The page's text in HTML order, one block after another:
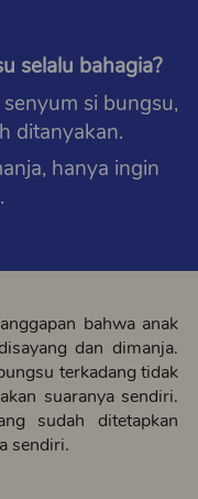
selalu bahagia?
si bungsu,
ditanyakan.
hanya ingin
dan dimanja.
terkadang tidak
suaranya sendiri.
sudah ditetapkan
sendiri.